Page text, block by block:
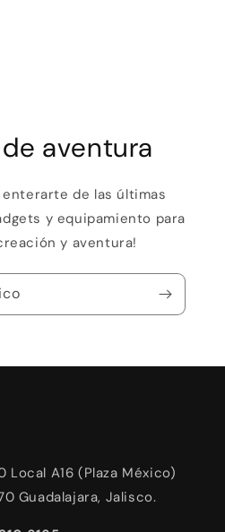
aventura
enterarte de las últimas
y equipamiento para
y aventura!
A16 (Plaza México)
Guadalajara, Jalisco.